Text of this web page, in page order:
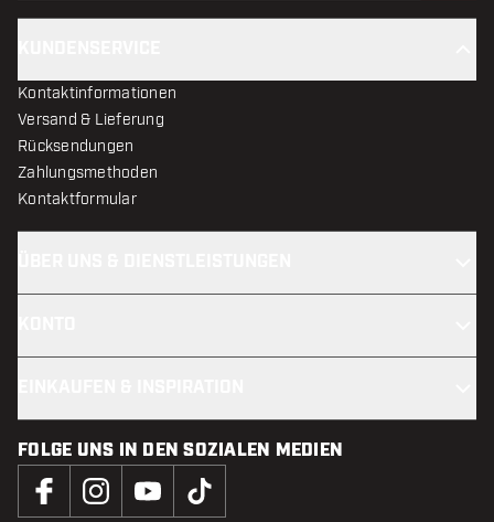
Kontaktinformationen
Versand & Lieferung
Rücksendungen
Zahlungsmethoden
Kontaktformular
FOLGE UNS IN DEN SOZIALEN MEDIEN